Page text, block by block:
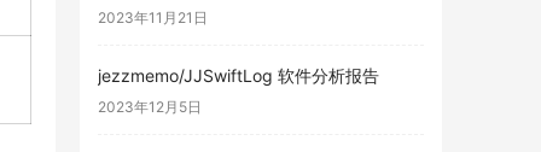
2023年11月21日
jezzmemo/JJSwiftLog 软件分析报告
2023年12月5日